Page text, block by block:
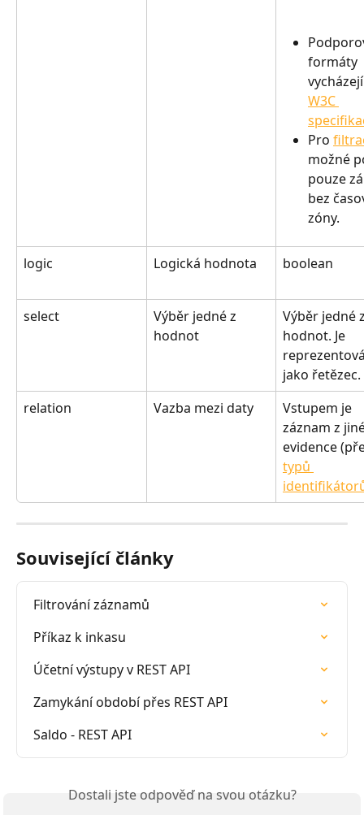
formáty
W3C
Pro
možné
pouze
bez
zóny.
logic Logická hodnota boolean
select
Výběr jedné z
hodnot
Výběr jedné
hodnot. Je
jako řetězec.
relation
Vazba mezi daty
Vstupem je
záznam z
evidence
typů
Související články
Filtrování záznamů
Příkaz k inkasu
Účetní výstupy v REST API
Zamykání období přes REST API
Saldo - REST API
Dostali jste odpověď na svou otázku?